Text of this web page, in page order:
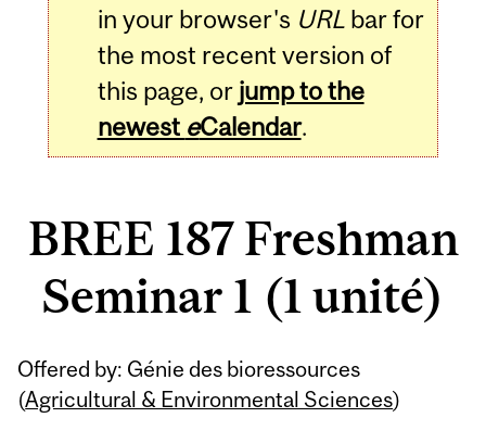
in your browser's URLbar for
the most recent version of
this page, or jump to the
newest eCalendar.
BREE 187 Freshman
Seminar 1 (1 unité)
Offered by: Génie des bioressources
(Agricultural & Environmental Sciences)
Related
Content